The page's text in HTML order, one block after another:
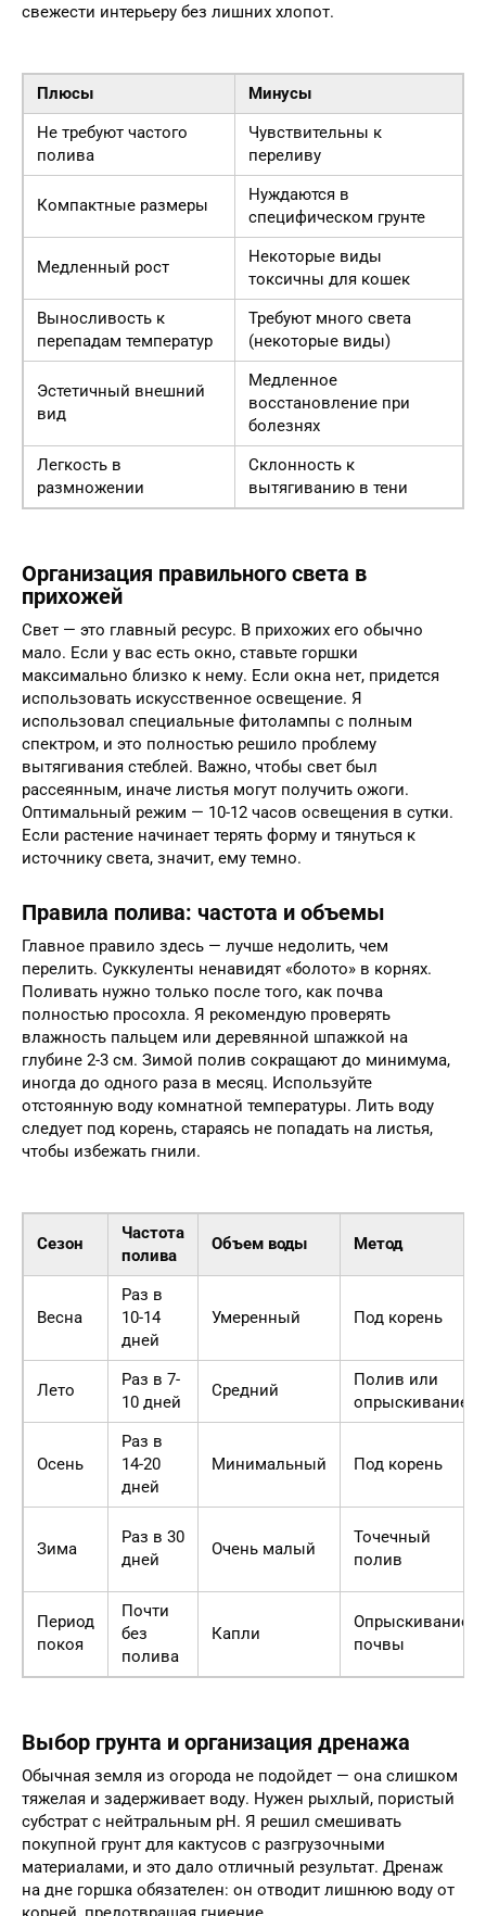
свежести интерьеру без лишних хлопот.
Плюсы
Минусы
Не требуют частого
полива
Чувствительны к
переливу
Компактные размеры
Нуждаются в
специфическом грунте
Медленный рост
Некоторые виды
токсичны для кошек
Выносливость к
перепадам температур
Требуют много света
(некоторые виды)
Эстетичный внешний
вид
Медленное
восстановление при
болезнях
Легкость в
размножении
Склонность к
вытягиванию в тени
Организация правильного света в
прихожей
Свет — это главный ресурс. В прихожих его обычно
мало. Если у вас есть окно, ставьте горшки
максимально близко к нему. Если окна нет, придется
использовать искусственное освещение. Я
использовал специальные фитолампы с полным
спектром, и это полностью решило проблему
вытягивания стеблей. Важно, чтобы свет был
рассеянным, иначе листья могут получить ожоги.
Оптимальный режим — 10-12 часов освещения в сутки.
Если растение начинает терять форму и тянуться к
источнику света, значит, ему темно.
Правила полива: частота и объемы
Главное правило здесь — лучше недолить, чем
перелить. Суккуленты ненавидят «болото» в корнях.
Поливать нужно только после того, как почва
полностью просохла. Я рекомендую проверять
влажность пальцем или деревянной шпажкой на
глубине 2-3 см. Зимой полив сокращают до минимума,
иногда до одного раза в месяц. Используйте
отстоянную воду комнатной температуры. Лить воду
следует под корень, стараясь не попадать на листья,
чтобы избежать гнили.
Сезон
Частота
полива
Объем воды Метод
Весна
Раз в
10-14
дней
Умеренный Под корень
Лето
Раз в 7-
10 дней
Средний
Полив или
опрыскивание
Осень
Раз в
14-20
дней
Минимальный Под корень
Зима
Раз в 30
дней
Очень малый
Точечный
полив
Период
покоя
Почти
без
полива
Капли
Опрыскивание
почвы
Выбор грунта и организация дренажа
Обычная земля из огорода не подойдет — она слишком
тяжелая и задерживает воду. Нужен рыхлый, пористый
субстрат с нейтральным pH. Я решил смешивать
покупной грунт для кактусов с разгрузочными
материалами, и это дало отличный результат. Дренаж
на дне горшка обязателен: он отводит лишнюю воду от